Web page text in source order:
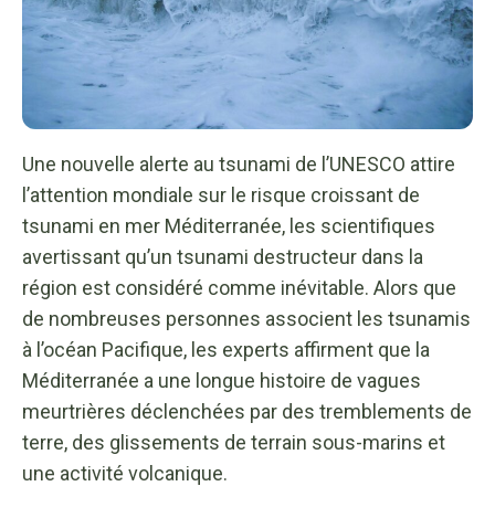
Une nouvelle alerte au tsunami de l’UNESCO attire
l’attention mondiale sur le risque croissant de
tsunami en mer Méditerranée, les scientifiques
avertissant qu’un tsunami destructeur dans la
région est considéré comme inévitable. Alors que
de nombreuses personnes associent les tsunamis
à l’océan Pacifique, les experts affirment que la
Méditerranée a une longue histoire de vagues
meurtrières déclenchées par des tremblements de
terre, des glissements de terrain sous-marins et
une activité volcanique.